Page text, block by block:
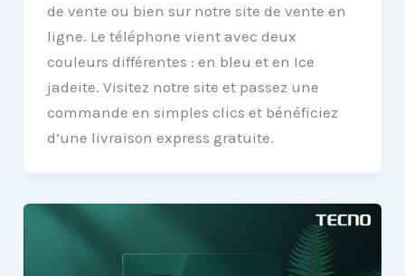
de vente ou bien sur notre site de vente en
ligne. Le téléphone vient avec deux
couleurs différentes : en bleu et en Ice
jadeite. Visitez notre site et passez une
commande en simples clics et bénéficiez
d’une livraison express gratuite.